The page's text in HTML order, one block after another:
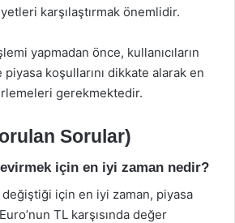
karşılaştırmak önemlidir.
yapmadan önce, kullanıcıların
piyasa koşullarını dikkate alarak en
gerekmektedir.
Sorular)
için en iyi zaman nedir?
için en iyi zaman, piyasa
TL karşısında değer